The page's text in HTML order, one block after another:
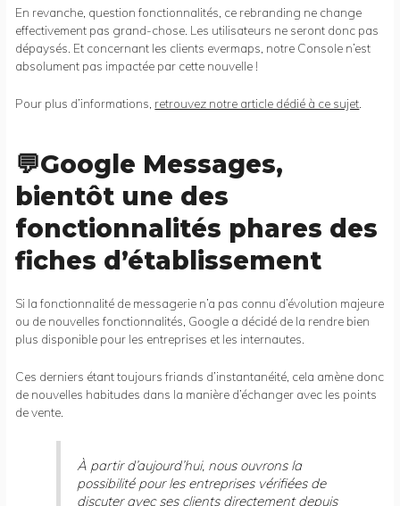
En revanche, question fonctionnalités, ce rebranding ne change
effectivement pas grand-chose. Les utilisateurs ne seront donc pas
dépaysés. Et concernant les clients evermaps, notre Console n’est
absolument pas impactée par cette nouvelle !
Pour plus d’informations, retrouvez notre article dédié à ce sujet
💬Google Messages,
bientôt une des
fonctionnalités phares des
fiches d’établissement
Si la fonctionnalité de messagerie n’a pas connu d’évolution majeure
ou de nouvelles fonctionnalités, Google a décidé de la rendre bien
plus disponible pour les entreprises et les internautes.
Ces derniers étant toujours friands d’instantanéité, cela amène donc
de nouvelles habitudes dans la manière d’échanger avec les points
de vente.
À partir d’aujourd’hui, nous ouvrons la
possibilité pour les entreprises vérifiées de
discuter avec ses clients directement depuis